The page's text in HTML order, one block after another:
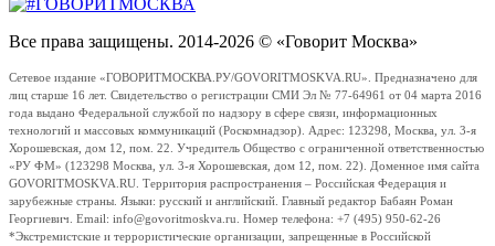
Все права защищены. 2014-2026 © «Говорит Москва»
Сетевое издание «ГОВОРИТМОСКВА.РУ/GOVORITMOSKVA.RU». Предназначено для
лиц старше 16 лет. Свидетельство о регистрации СМИ Эл № 77-64961 от 04 марта 2016
года выдано Федеральной службой по надзору в сфере связи, информационных
технологий и массовых коммуникаций (Роскомнадзор). Адрес: 123298, Москва, ул. 3-я
Хорошевская, дом 12, пом. 22. Учредитель Общество с ограниченной ответственностью
«РУ ФМ» (123298 Москва, ул. 3-я Хорошевская, дом 12, пом. 22). Доменное имя сайта
GOVORITMOSKVA.RU. Территория распространения – Российская Федерация и
зарубежные страны. Языки: русский и английский. Главный редактор Бабаян Роман
Георгиевич. Email: info@govoritmoskva.ru. Номер телефона: +7 (495) 950-62-26
*Экстремистские и террористические организации, запрещенные в Российской